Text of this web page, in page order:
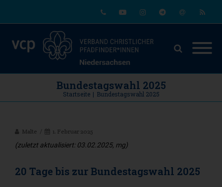
Bundestagswahl 2025
Startseite | Bundestagswahl 2025
Malte 1. Februar 2025
(zuletzt aktualisiert: 03.02.2025, mg)
20 Tage bis zur Bundestagswahl 2025